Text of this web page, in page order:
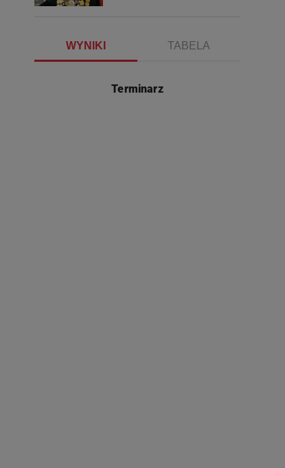
WYNIKI TABELA
Terminarz